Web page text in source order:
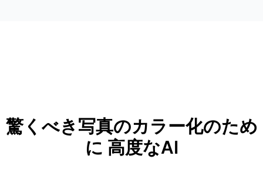
驚くべき写真のカラー化のため
に 高度なAI